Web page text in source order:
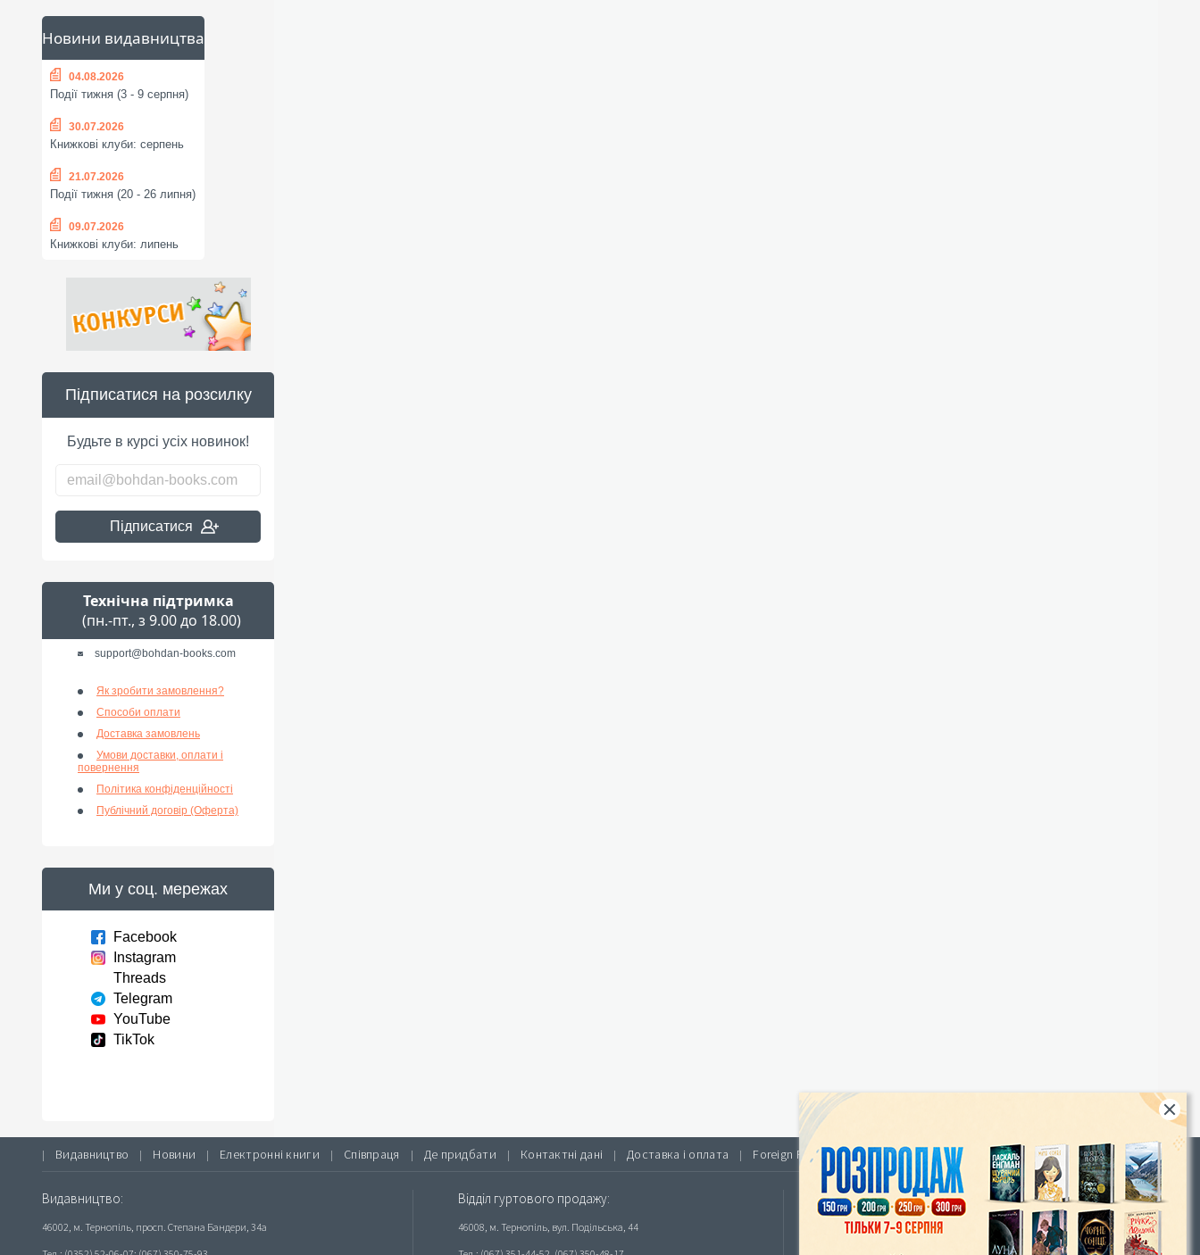
Новини видавництва
04.08.2026
Події тижня (3 - 9 серпня)
30.07.2026
Книжкові клуби: серпень
21.07.2026
Події тижня (20 - 26 липня)
09.07.2026
Книжкові клуби: липень
Підписатися на розсилку
Будьте в курсі усіх новинок!
Підписатися
Технічна підтримка
(пн.-пт., з 9.00 до 18.00)
support@bohdan-books.com
Як зробити замовлення?
Способи оплати
Доставка замовлень
Умови доставки, оплати і
повернення
Політика конфіденційності
Публічний договір (Оферта)
Ми у соц. мережах
Facebook
Instagram
Threads
Telegram
YouTube
TikTok
| Видавництво | Новини | Електронні книги | Співпраця | Де придбати | Контактні дані | Доставка і оплата | Foreign Rights |
Видавництво:
46002, м. Тернопіль, просп. Степана Бандери, 34а
Відділ гуртового продажу:
46008, м. Тернопіль, вул. Подільська, 44
Інтернет-магазин «Видавництво Богдан»:
46018, м. Тернопіль, А/С 529